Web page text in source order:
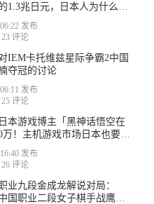
1.3兆日元，日本人为什么不
发布
23 评论
IEM卡托维兹星际争霸2中国
夺冠的讨论
发布
25 评论
本游戏博主「黑神话悟空在
万！主机游戏市场日本也要输
发布
26 评论
业九段金成龙解说对局：
国职业二段女子棋手战鹰被